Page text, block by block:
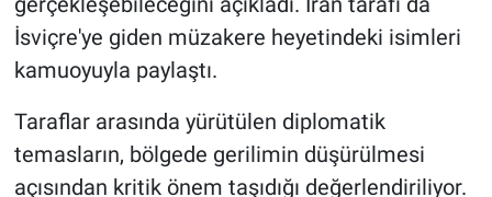
İsviçre'ye giden müzakere heyetindeki isimleri
kamuoyuyla paylaştı.
Taraflar arasında yürütülen diplomatik
temasların, bölgede gerilimin düşürülmesi
açısından kritik önem taşıdığı değerlendiriliyor.